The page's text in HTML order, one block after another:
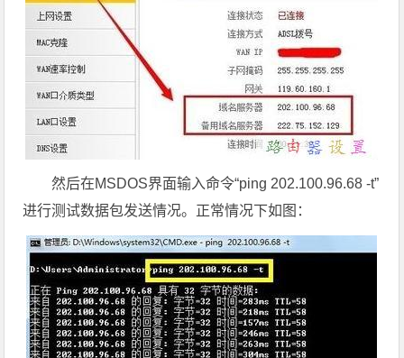
然后在MSDOS界面输入命令“ping 202.100.96.68 -t”
进行测试数据包发送情况。正常情况下如图：